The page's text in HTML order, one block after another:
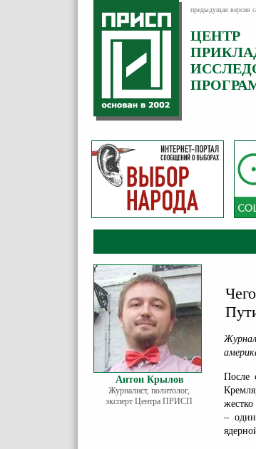
предыдущая версия
ЦЕНТР
Антон Крылов
Журналист, политолог,
эксперт Центра ПРИСП
После
– один